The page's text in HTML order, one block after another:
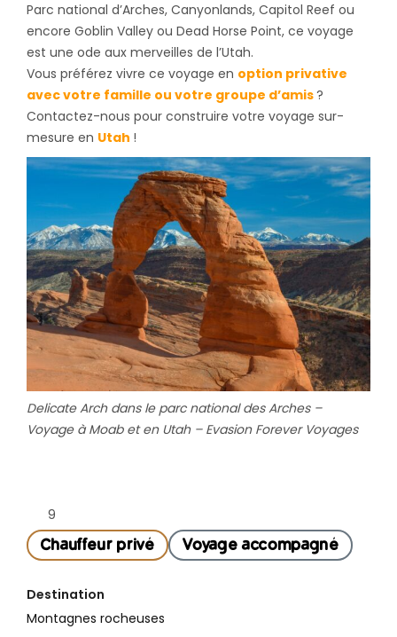
Parc national d’Arches, Canyonlands, Capitol Reef ou
encore Goblin Valley ou Dead Horse Point, ce voyage
est une ode aux merveilles de l’Utah.
Vous préférez vivre ce voyage en option privative
avec votre famille ou votre groupe d’amis?
Contactez-nous pour construire votre voyage sur-
mesure en Utah !
Delicate Arch dans le parc national des Arches –
Voyage à Moab et en Utah – Evasion Forever Voyages
9
Chauffeur privé Voyage accompagné
Destination
Montagnes rocheuses